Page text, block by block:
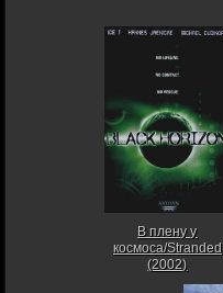
В плену у
космоса/Stranded
(2002)